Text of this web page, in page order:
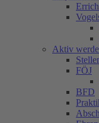
Aktiv
FÖJ
BFD